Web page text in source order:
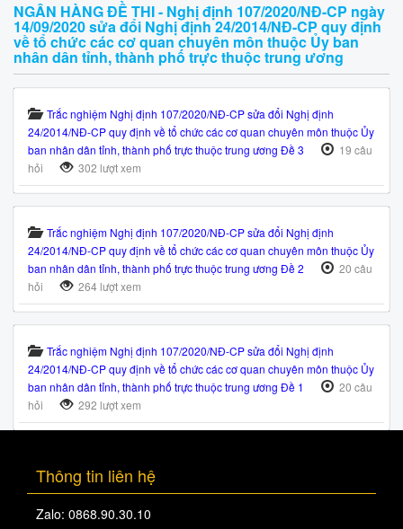
NGÂN HÀNG ĐỀ THI - Nghị định 107/2020/NĐ-CP ngày
14/09/2020 sửa đổi Nghị định 24/2014/NĐ-CP quy định
về tổ chức các cơ quan chuyên môn thuộc Ủy ban
nhân dân tỉnh, thành phố trực thuộc trung ương
Trắc nghiệm Nghị định 107/2020/NĐ-CP sửa đổi Nghị định
24/2014/NĐ-CP quy định về tổ chức các cơ quan chuyên môn thuộc Ủy
ban nhân dân tỉnh, thành phố trực thuộc trung ương Đề 3
19 câu
hỏi
302 lượt xem
Trắc nghiệm Nghị định 107/2020/NĐ-CP sửa đổi Nghị định
24/2014/NĐ-CP quy định về tổ chức các cơ quan chuyên môn thuộc Ủy
ban nhân dân tỉnh, thành phố trực thuộc trung ương Đề 2
20 câu
hỏi
264 lượt xem
Trắc nghiệm Nghị định 107/2020/NĐ-CP sửa đổi Nghị định
24/2014/NĐ-CP quy định về tổ chức các cơ quan chuyên môn thuộc Ủy
ban nhân dân tỉnh, thành phố trực thuộc trung ương Đề 1
20 câu
hỏi
292 lượt xem
Thông tin liên hệ
Zalo: 0868.90.30.10